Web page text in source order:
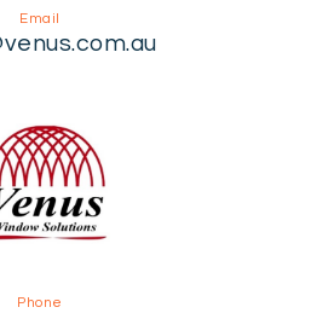
Email
Phone